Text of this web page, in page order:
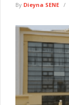
By Dieyna SENE